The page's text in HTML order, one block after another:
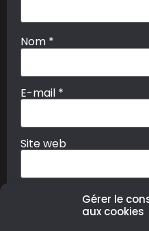
Gérer le
aux cookies
Nom *
E-mail *
Site web